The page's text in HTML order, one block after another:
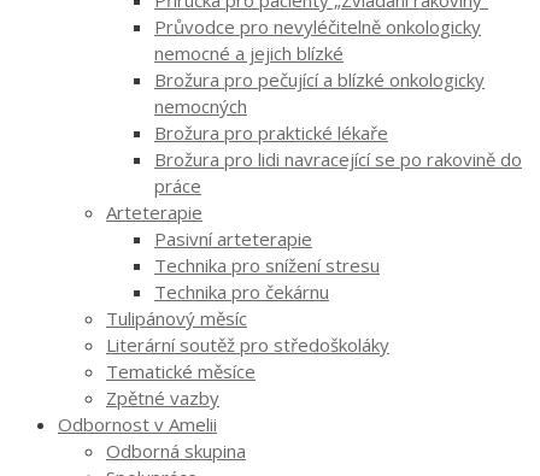
Průvodce pro nevyléčitelně onkologicky
nemocné a jejich blízké
Brožura pro pečující a blízké onkologicky
nemocných
Brožura pro praktické lékaře
Brožura pro lidi navracející se po rakovině do
práce
Arteterapie
Pasivní arteterapie
Technika pro snížení stresu
Technika pro čekárnu
Tulipánový měsíc
Literární soutěž pro středoškoláky
Tematické měsíce
Zpětné vazby
Odbornost v Amelii
Odborná skupina